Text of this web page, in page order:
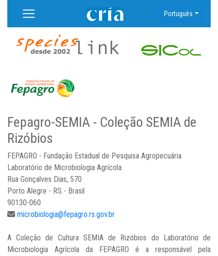
Português
Fepagro-SEMIA - Coleção SEMIA de
Rizóbios
FEPAGRO - Fundação Estadual de Pesquisa Agropecuária
Laboratório de Microbiologia Agrícola
Rua Gonçalves Dias, 570
Porto Alegre - RS - Brasil
90130-060
microbiologia@fepagro.rs.gov.br
A Coleção de Cultura SEMIA de Rizóbios do Laboratório de
Microbiologia Agrícola da FEPAGRO é a responsável pela